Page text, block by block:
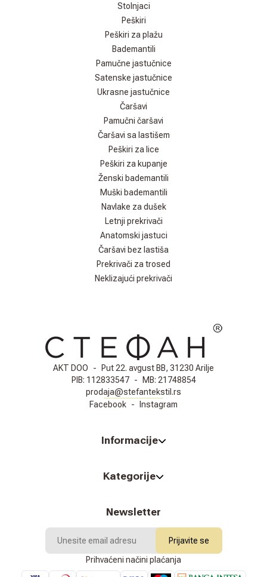
Stolnjaci
Peškiri
Peškiri za plažu
Bademantili
Pamučne jastučnice
Satenske jastučnice
Ukrasne jastučnice
Čaršavi
Pamučni čaršavi
Čaršavi sa lastišem
Peškiri za lice
Peškiri za kupanje
Ženski bademantili
Muški bademantili
Navlake za dušek
Letnji prekrivači
Anatomski jastuci
Čaršavi bez lastiša
Prekrivači za trosed
Neklizajući prekrivači
AKT DOO - Put 22. avgust BB, 31230 Arilje
PIB: 112833547 - MB: 21748854
prodaja@stefantekstil.rs
Facebook - Instagram
Informacije
Kategorije
Newsletter
Prijavite se
Prihvaćeni načini plaćanja